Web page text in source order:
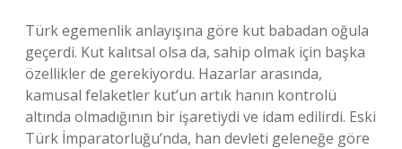
Türk egemenlik anlayışına göre kut babadan oğula
geçerdi. Kut kalıtsal olsa da, sahip olmak için başka
özellikler de gerekiyordu. Hazarlar arasında,
kamusal felaketler kut’un artık hanın kontrolü
altında olmadığının bir işaretiydi ve idam edilirdi. Eski
Türk İmparatorluğu’nda, han devleti geleneğe göre